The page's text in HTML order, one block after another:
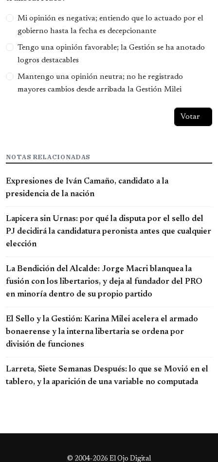
Opciones
Mi opinión es negativa; entiendo que lo actuado por el
gobierno hasta la fecha es decepcionante
Tengo una opinión favorable; la Gestión se ha anotado
logros destacables
Mantengo una opinión neutra; no he registrado
mayores cambios desde arribada la Gestión Milei
NOTAS RELACIONADAS
Expresiones de Iván Camaño, candidato a la
presidencia de la nación
Lapicera sin Urnas: por qué la disputa por el sello del
PJ decidirá la candidatura peronista antes que cualquier
elección
La Bendición del Alcalde: Jorge Macri blanquea la
fusión con los libertarios, y deja al fundador del PRO
en minoría dentro de su propio partido
El Sello y la Gestión: Karina Milei acelera el armado
bonaerense y la interna libertaria se ordena por
división de funciones
Larreta, Siete Semanas Después: lo que se Movió en el
tablero, y la aparición de una variable no computada
© 2004-2026 El Ojo Digital